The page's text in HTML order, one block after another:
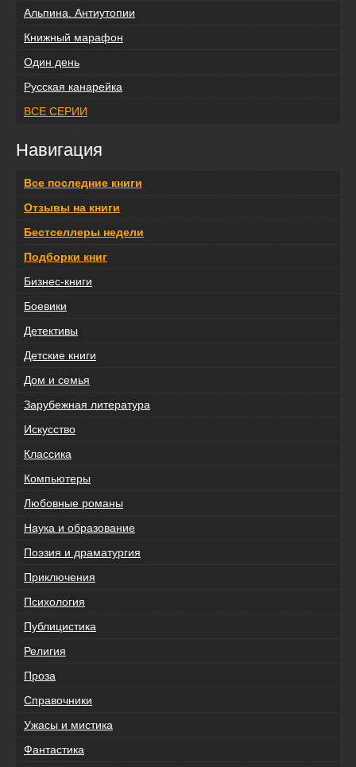
Альпина. Антиутопии
Книжный марафон
Один день
Русская канарейка
ВСЕ СЕРИИ
Навигация
Все последние книги
Отзывы на книги
Бестселлеры недели
Подборки книг
Бизнес-книги
Боевики
Детективы
Детские книги
Дом и семья
Зарубежная литература
Искусство
Классика
Компьютеры
Любовные романы
Наука и образование
Поэзия и драматургия
Приключения
Психология
Публицистика
Религия
Проза
Справочники
Ужасы и мистика
Фантастика